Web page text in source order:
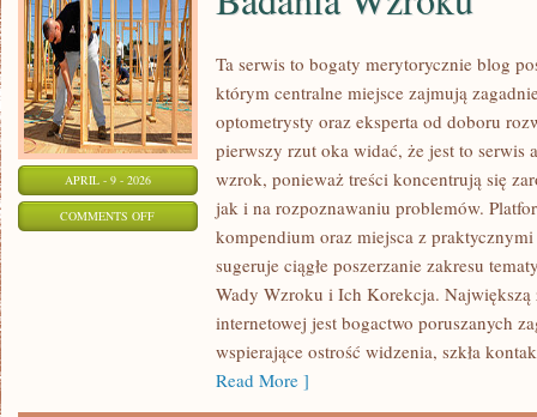
APRIL - 9 - 2026
COMMENTS OFFON
Ta serwis to bogaty merytorycznie blog
którym centralne miejsce zajmują
optometrysty oraz eksperta od doboru
pierwszy rzut oka widać, że jest to serwis
wzrok, ponieważ treści koncentrują się
jak i na rozpoznawaniu problemów.
kompendium oraz miejsca z
sugeruje ciągłe poszerzanie zakresu
Wady Wzroku i Ich Korekcja. Największą
internetowej jest bogactwo poruszanych
wspierające ostrość widzenia, szkła
Read More ]